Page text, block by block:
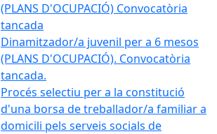
(PLANS D'OCUPACIÓ) Convocatòria
tancada
Dinamitzador/a juvenil per a 6 mesos
(PLANS D'OCUPACIÓ). Convocatòria
tancada.
Procés selectiu per a la constitució
d'una borsa de treballador/a familiar a
domicili pels serveis socials de